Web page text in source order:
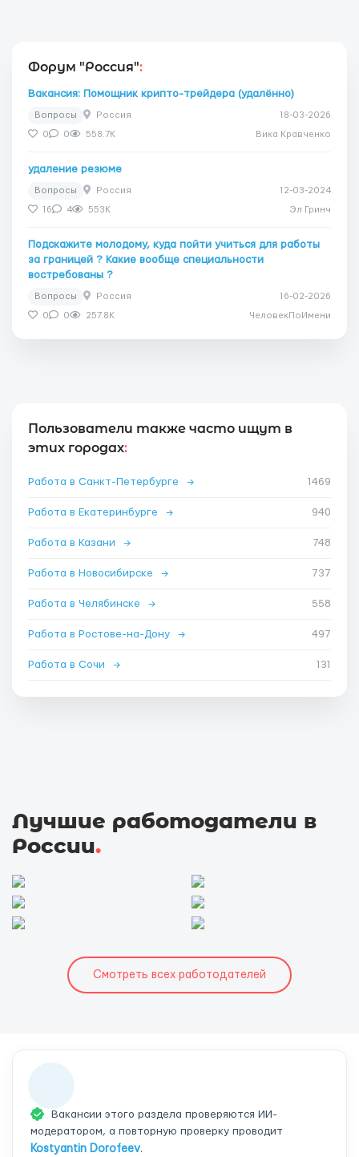
Форум "Россия":
Вакансия: Помощник крипто-трейдера (удалённо)
Вопросы Россия 18-03-2026
0 0 558.7K Вика Кравченко
удаление резюме
Вопросы Россия 12-03-2024
16 4 553K Эл Гринч
Подскажите молодому, куда пойти учиться для работы
за границей ? Какие вообще специальности
востребованы ?
Вопросы Россия 16-02-2026
0 0 257.8K ЧеловекПоИмени
Пользователи также часто ищут в
этих городах:
Работа в Санкт-Петербурге → 1469
Работа в Екатеринбурге → 940
Работа в Казани → 748
Работа в Новосибирске → 737
Работа в Челябинске → 558
Работа в Ростове-на-Дону → 497
Работа в Сочи → 131
Лучшие работодатели в
России.
Смотреть всех работодателей
Вакансии этого раздела проверяются ИИ-
модератором, а повторную проверку проводит
Kostyantin Dorofeev.